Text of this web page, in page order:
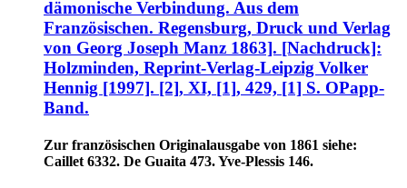
dämonische Verbindung. Aus dem
Französischen. Regensburg, Druck und Verlag
von Georg Joseph Manz 1863]. [Nachdruck]:
Holzminden, Reprint-Verlag-Leipzig Volker
Hennig [1997]. [2], XI, [1], 429, [1] S. OPapp-
Band.
Zur französischen Originalausgabe von 1861 siehe:
Caillet 6332. De Guaita 473. Yve-Plessis 146.